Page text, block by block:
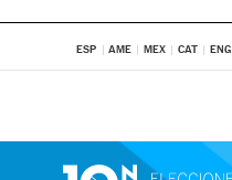
ESP AME MEX CAT ENG